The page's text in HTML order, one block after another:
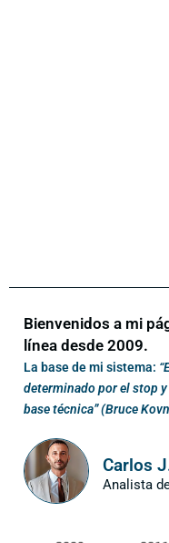
Bienvenidos a mi
línea desde 2009.
La base de mi sistema:
determinado por el stop
base técnica” (Bruce
Carlos
Analista